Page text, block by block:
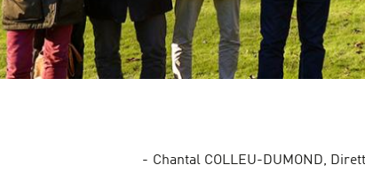
Chantal COLLEU-DUMOND,